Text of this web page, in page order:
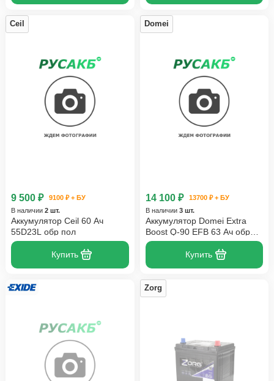
Ceil
9 500 ₽
9100 ₽ + БУ
В наличии 2 шт.
Аккумулятор Ceil 60 Ач
55D23L обр пол
Купить
Domei
14 100 ₽
13700 ₽ + БУ
В наличии 3 шт.
Аккумулятор Domei Extra
Boost Q-90 EFB 63 Ач обр
пол
Купить
Zorg